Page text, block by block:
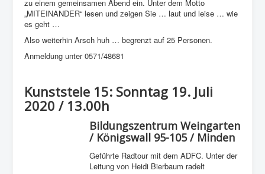
zu einem gemeinsamen Abend ein. Unter dem Motto
„MITEINANDER“ lesen und zeigen Sie … laut und leise … wie
es geht …
Also weiterhin Arsch huh … begrenzt auf 25 Personen.
Anmeldung unter 0571/48681
Kunststele 15: Sonntag 19. Juli
2020 / 13.00h
Bildungszentrum Weingarten
/ Königswall 95-105 / Minden
Geführte Radtour mit dem ADFC. Unter der
Leitung von Heidi Bierbaum radelt